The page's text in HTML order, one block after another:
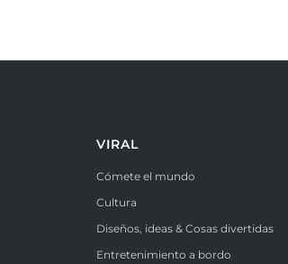
VIRAL
Cómete el mundo
Cultura
Diseños, ideas & Cosas divertidas
Entretenimiento a bordo